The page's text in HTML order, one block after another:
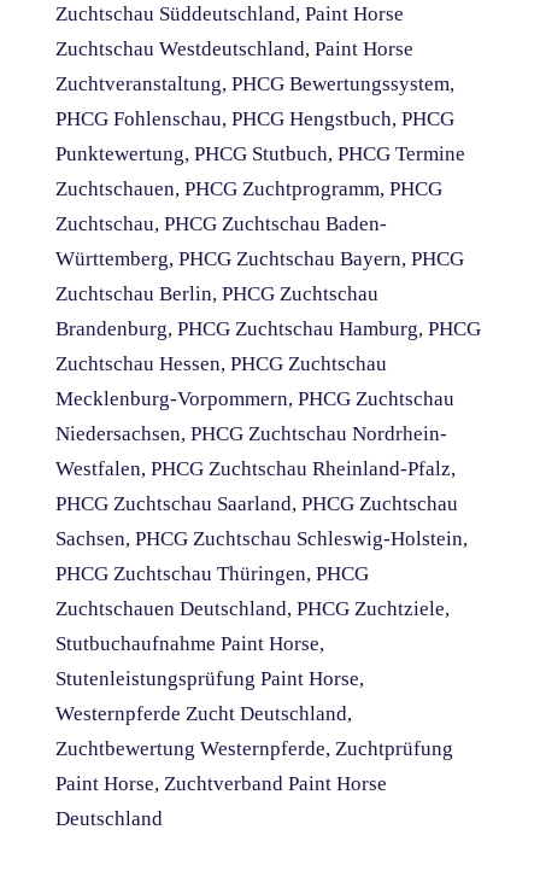
Zuchtschau Süddeutschland, Paint Horse
Zuchtschau Westdeutschland, Paint Horse
Zuchtveranstaltung, PHCG Bewertungssystem,
PHCG Fohlenschau, PHCG Hengstbuch, PHCG
Punktewertung, PHCG Stutbuch, PHCG Termine
Zuchtschauen, PHCG Zuchtprogramm, PHCG
Zuchtschau, PHCG Zuchtschau Baden-
Württemberg, PHCG Zuchtschau Bayern, PHCG
Zuchtschau Berlin, PHCG Zuchtschau
Brandenburg, PHCG Zuchtschau Hamburg, PHCG
Zuchtschau Hessen, PHCG Zuchtschau
Mecklenburg-Vorpommern, PHCG Zuchtschau
Niedersachsen, PHCG Zuchtschau Nordrhein-
Westfalen, PHCG Zuchtschau Rheinland-Pfalz,
PHCG Zuchtschau Saarland, PHCG Zuchtschau
Sachsen, PHCG Zuchtschau Schleswig-Holstein,
PHCG Zuchtschau Thüringen, PHCG
Zuchtschauen Deutschland, PHCG Zuchtziele,
Stutbuchaufnahme Paint Horse,
Stutenleistungsprüfung Paint Horse,
Westernpferde Zucht Deutschland,
Zuchtbewertung Westernpferde, Zuchtprüfung
Paint Horse, Zuchtverband Paint Horse
Deutschland